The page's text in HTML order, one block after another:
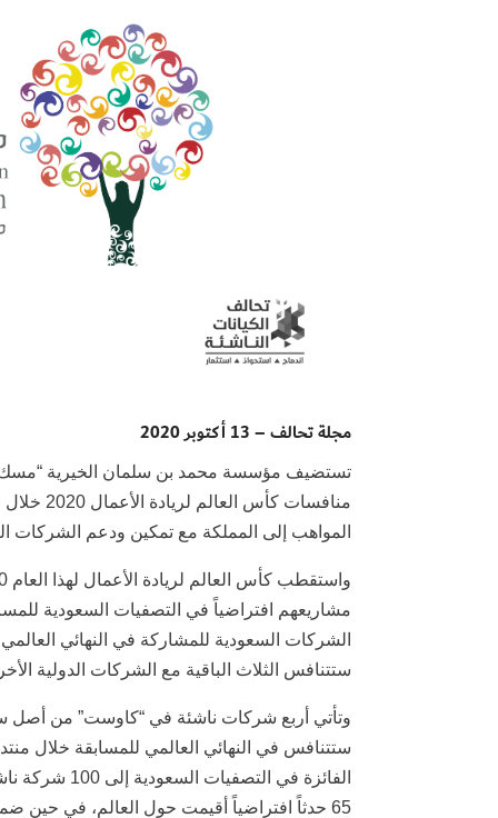
مجلة تحالف – 13 أكتوبر 2020
تستضيف مؤسسة محمد بن سلمان الخيرية “مسك
المواهب إلى المملكة مع تمكين ودعم الشركات الناشئة
الشركات السعودية للمشاركة في النهائي
ستتنافس الثلاث الباقية مع الشركات الدولية
الفائزة في
65 حدثاً افتراضياً أقيمت حول العالم، في